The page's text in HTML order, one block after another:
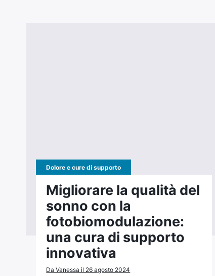
Dolore e cure di supporto
Migliorare la qualità del
sonno con la
fotobiomodulazione:
una cura di supporto
innovativa
Da Vanessa il 26 agosto 2024